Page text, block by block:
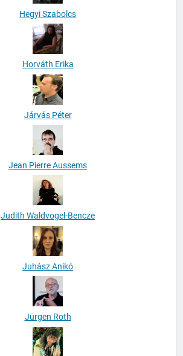
Hegyi Szabolcs
Horváth Erika
Járvás Péter
Jean Pierre Aussems
Judith Waldvogel-Bencze
Juhász Anikó
Jürgen Roth